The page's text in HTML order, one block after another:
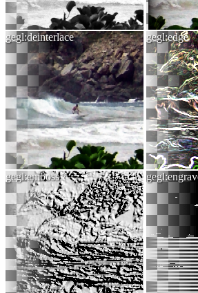
gegl:deinterlace gegl:edge
gegl:emboss